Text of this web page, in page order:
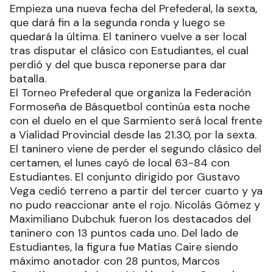
Empieza una nueva fecha del Prefederal, la sexta,
que dará fin a la segunda ronda y luego se
quedará la última. El taninero vuelve a ser local
tras disputar el clásico con Estudiantes, el cual
perdió y del que busca reponerse para dar
batalla.
El Torneo Prefederal que organiza la Federación
Formoseña de Básquetbol continúa esta noche
con el duelo en el que Sarmiento será local frente
a Vialidad Provincial desde las 21.30, por la sexta.
El taninero viene de perder el segundo clásico del
certamen, el lunes cayó de local 63-84 con
Estudiantes. El conjunto dirigido por Gustavo
Vega cedió terreno a partir del tercer cuarto y ya
no pudo reaccionar ante el rojo. Nicolás Gómez y
Maximiliano Dubchuk fueron los destacados del
taninero con 13 puntos cada uno. Del lado de
Estudiantes, la figura fue Matías Caire siendo
máximo anotador con 28 puntos, Marcos